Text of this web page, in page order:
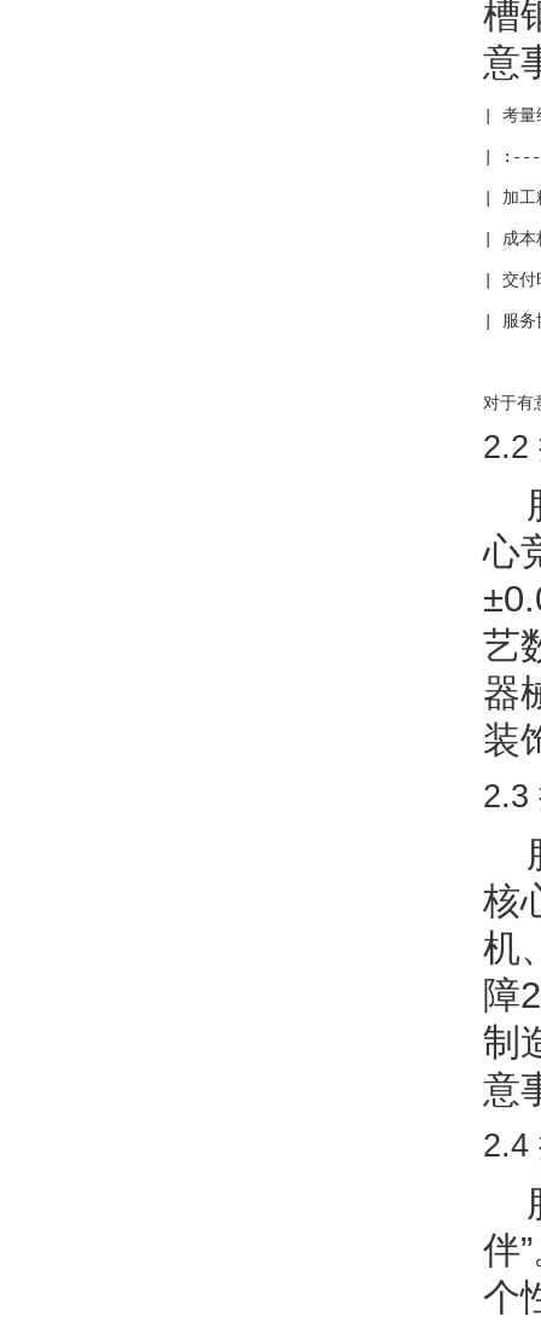
槽
意
| 考
|
| 加工
| 成
| 交付
| 服务
对于有
2.2
心
艺
器
装
2.3
核
机
障
制
意
2.4
伴
个